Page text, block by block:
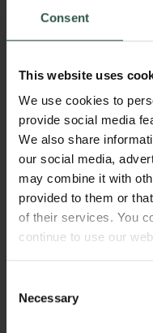
Consent
This website uses
We use cookies to
provide social media
We also share
our social media,
may combine it with
provided to them or
of their services. You
continue to use our
Selection
Necessary
Jesper Qualmann
reparation af
menneskelige
konstant er udsat for
Og han har afdækket
mindsker dette
proteiner, og vi
kan føre til kræft. Han
bidrag til forståelsen
for reparation af DNA